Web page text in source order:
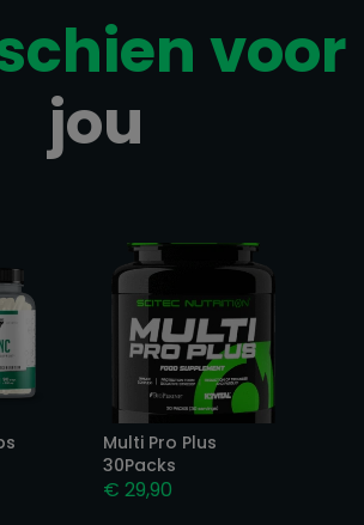
voor
jou
Multi Pro Plus
30Packs
€ 29,90